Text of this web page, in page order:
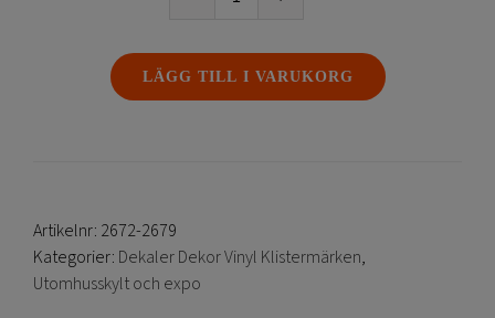
Klistermärke
för
asfalt
LÄGG TILL I VARUKORG
Artikelnr: 2672-2679
Kategorier: Dekaler Dekor Vinyl Klistermärken,
Utomhusskylt och expo